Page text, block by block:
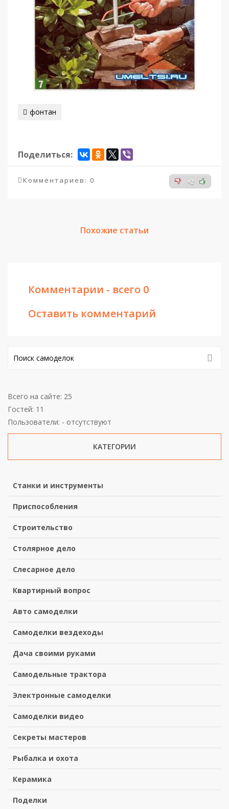
фонтан
Поделиться:
Комментариев: 0 +2
Похожие статьи
Комментарии - всего 0
Оставить комментарий
Всего на сайте: 25
Гостей: 11
Пользователи: - отсутствуют
КАТЕГОРИИ
Станки и инструменты
Приспособления
Строительство
Столярное дело
Слесарное дело
Квартирный вопрос
Авто самоделки
Самоделки вездеходы
Дача своими руками
Самодельные трактора
Электронные самоделки
Самоделки видео
Секреты мастеров
Рыбалка и охота
Керамика
Поделки